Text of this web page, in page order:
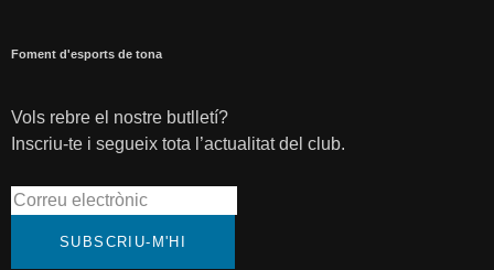
Foment d'esports de tona
Vols rebre el nostre butlletí?
Inscriu-te i segueix tota l’actualitat del club.
SUBSCRIU-M'HI